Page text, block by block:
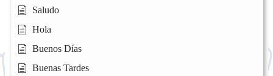
Saludo
Hola
Buenos Días
Buenas Tardes